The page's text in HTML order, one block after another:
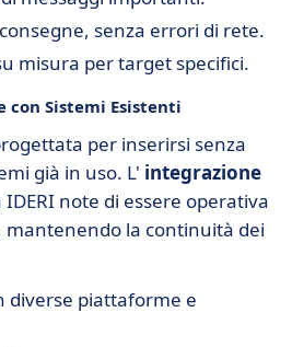
senza errori di rete.
misura per target specifici.
con Sistemi Esistenti
per inserirsi senza
già in uso. L' integrazione
note di essere operativa
mantenendo la continuità dei
diverse piattaforme e